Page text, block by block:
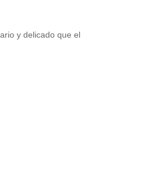
y delicado que el